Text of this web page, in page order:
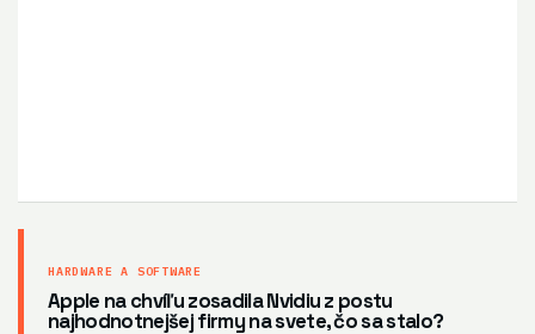
HARDWARE A SOFTWARE
Apple na chvíľu zosadila Nvidiu z postu
najhodnotnejšej firmy na svete, čo sa stalo?